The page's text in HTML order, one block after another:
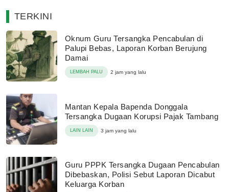
TERKINI
Oknum Guru Tersangka Pencabulan di
Palupi Bebas, Laporan Korban Berujung
Damai
LEMBAH PALU 2 jam yang lalu
Mantan Kepala Bapenda Donggala
Tersangka Dugaan Korupsi Pajak Tambang
LAIN LAIN 3 jam yang lalu
Guru PPPK Tersangka Dugaan Pencabulan
Dibebaskan, Polisi Sebut Laporan Dicabut
Keluarga Korban